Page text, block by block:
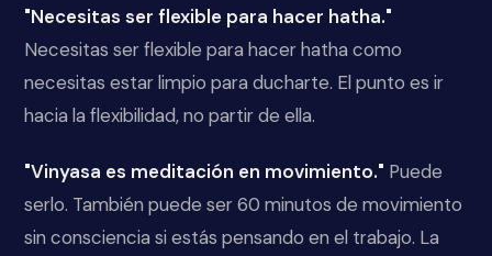
"Necesitas ser flexible para hacer hatha."
Necesitas ser flexible para hacer hatha como
necesitas estar limpio para ducharte. El punto es ir
hacia la flexibilidad, no partir de ella.
"Vinyasa es meditación en movimiento." Puede
serlo. También puede ser 60 minutos de movimiento
sin consciencia si estás pensando en el trabajo. La